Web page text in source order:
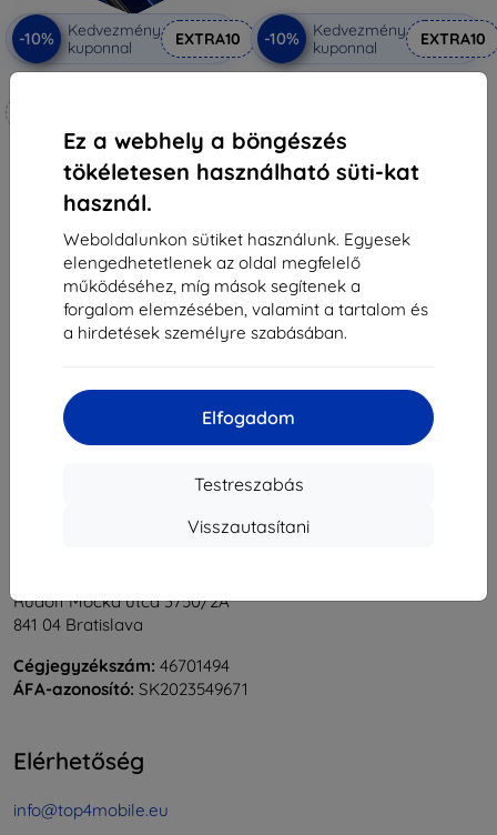
Ez a webhely a böngészés
tökéletesen használható süti-kat
használ.
Weboldalunkon sütiket használunk. Egyesek
elengedhetetlenek az oldal megfelelő
működéséhez, míg mások segítenek a
forgalom elemzésében, valamint a tartalom és
a hirdetések személyre szabásában.
Elfogadom
Testreszabás
Visszautasítani
-10%
Kedvezmény
kuponnal
EXTRA10
6 990 Ft
6 291 Ft
Raktáron 4 darab
-10%
Kedvezmény
kuponnal
EXTRA10
3MK FlexibleGlass Watch Amazfit
3 230 Ft
Raktáron > 5 darab
« 1
Rudolf Mocka utca 3750/2A
841 04 Bratislava
Cégjegyzékszám: 46701494
ÁFA-azonosító: SK2023549671
Elérhetőség
info@top4mobile.eu